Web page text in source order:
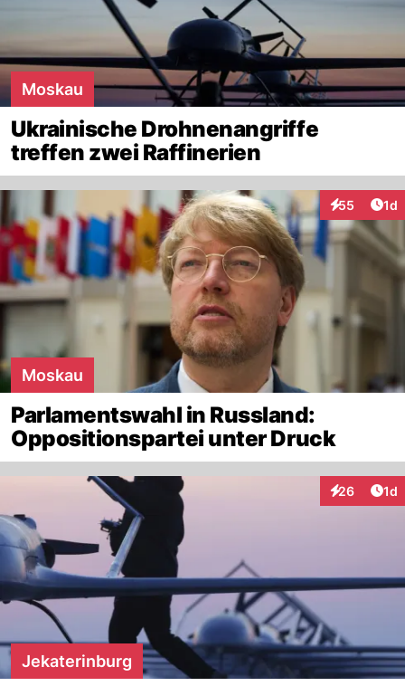
Moskau
Ukrainische Drohnenangriffe
treffen zwei Raffinerien
55
Interaktionen
1d
Moskau
Parlamentswahl in Russland:
Oppositionspartei unter Druck
26
Interaktionen
1d
Jekaterinburg